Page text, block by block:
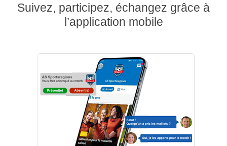
Suivez, participez, échangez grâce à
l’application mobile